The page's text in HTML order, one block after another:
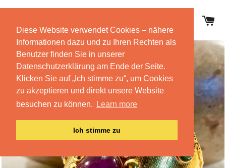
Diese Website verwendet Cookies – nähere
Informationen dazu und zu Ihren Rechten als
Benutzer finden Sie in unserer
Datenschutzerklärung am Ende der Seite.
Klicken Sie auf „Ich stimme zu“, um Cookies
zu akzeptieren und direkt unsere Website
besuchen zu können.
Learn more
Ich stimme zu
SEITENNAVIGATION